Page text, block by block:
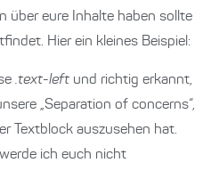
über eure Inhalte haben sollte
Hier ein kleines Beispiel:
.text-left und richtig erkannt,
„Separation of concerns“,
Textblock auszusehen hat.
ich euch nicht